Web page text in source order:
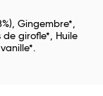
Gingembre*,
de girofle*, Huile